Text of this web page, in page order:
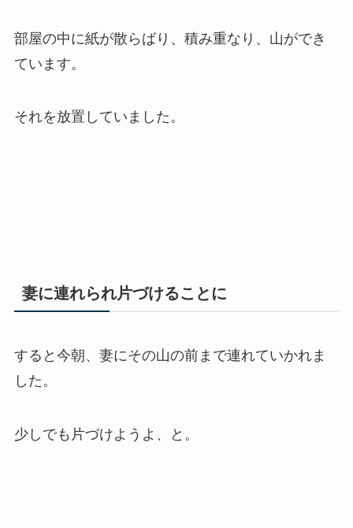
部屋の中に紙が散らばり、積み重なり、山ができ
ています。
それを放置していました。
妻に連れられ片づけることに
すると今朝、妻にその山の前まで連れていかれま
した。
少しでも片づけようよ、と。